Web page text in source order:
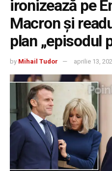
ironizează pe
Macron și
plan „episodul
by Mihail Tudor aprilie 13,